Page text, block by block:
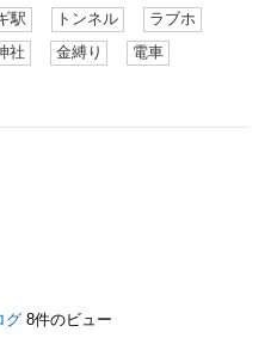
駅 トンネル
ラブホ
社 金縛り
電車
グ 8件のビュー